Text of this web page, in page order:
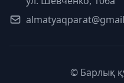
© Барлық